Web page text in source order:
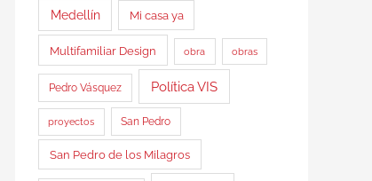
Medellín Mi casa ya
Multifamiliar Design obra obras
Pedro Vásquez Política VIS
proyectos San Pedro
San Pedro de los Milagros